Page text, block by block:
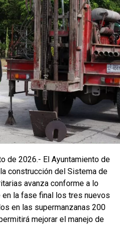
de 2026.- El Ayuntamiento de
construcción del Sistema de
avanza conforme a lo
en la fase final los tres nuevos
en las supermanzanas 200
mejorar el manejo de